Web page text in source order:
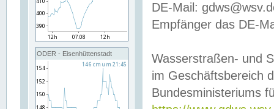
ODER - Eisenhüttenstadt
DE-Mail:
Empfänger das DE-
Wasserstraßen- und
im Geschäftsbereich
Bundesministeriums